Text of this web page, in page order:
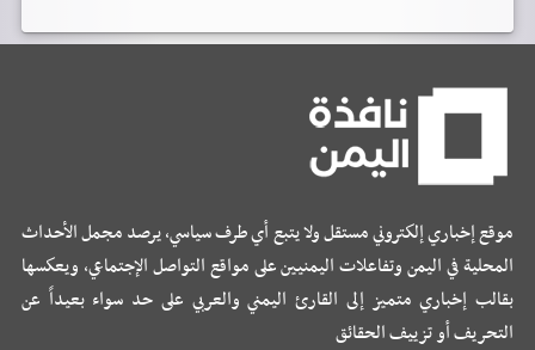
موقع إخباري إلكتروني مستقل ولا يتبع أي طرف سياسي، يرصد مجمل الأحداث
المحلية في اليمن وتفاعلات اليمنيين على مواقع التواصل الإجتماعي، ويعكسها
بقالب إخباري متميز إلى القارئ اليمني والعربي على حد سواء بعيداً عن
التحريف أو تزييف الحقائق